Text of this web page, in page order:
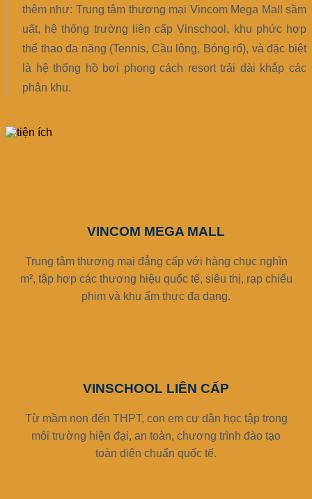
thêm như: Trung tâm thương mại Vincom Mega Mall sầm
uất, hệ thống trường liên cấp Vinschool, khu phức hợp
thể thao đa năng (Tennis, Cầu lông, Bóng rổ), và đặc biệt
là hệ thống hồ bơi phong cách resort trải dài khắp các
phân khu.
VINCOM MEGA MALL
Trung tâm thương mại đẳng cấp với hàng chục nghìn
m², tập hợp các thương hiệu quốc tế, siêu thị, rạp chiếu
phim và khu ẩm thực đa dạng.
VINSCHOOL LIÊN CẤP
Từ mầm non đến THPT, con em cư dân học tập trong
môi trường hiện đại, an toàn, chương trình đào tạo
toàn diện chuẩn quốc tế.